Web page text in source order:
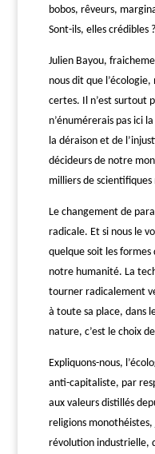
bobos, rêveurs,
Sont-ils, elles crédibles ?
Julien Bayou,
nous dit que l’écologie,
certes. Il n’est surtout
n’énumérerais pas ici
la déraison et de
décideurs denotre
milliers de scientifiques
Le changement de
radicale. Et si nous le
quelque soit les
notre humanité. La
tourner radicalement
à toute sa place, dans
nature, c’est le choix
Expliquons-nous,
anti-capitaliste, par
aux valeurs distillés
religions monothéistes,
révolution industrielle,